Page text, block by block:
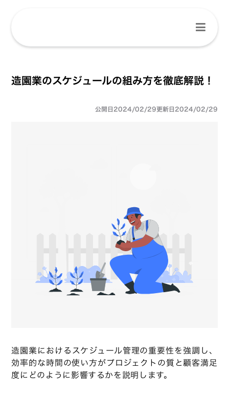
造園業のスケジュールの組み方を徹底解説！
公開日2024/02/29更新日2024/02/29
造園業におけるスケジュール管理の重要性を強調し、
効率的な時間の使い方がプロジェクトの質と顧客満足
度にどのように影響するかを説明します。